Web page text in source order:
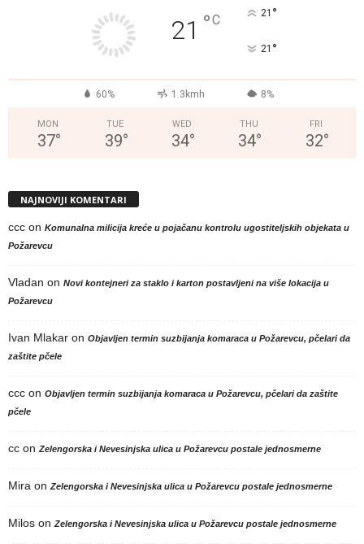
21 °C 21 °
21 °
60% 1.3kmh 8%
MON
37°
TUE
39°
WED
34°
THU
34°
FRI
32°
NAJNOVIJI KOMENTARI
ccc on Komunalna milicija kreće u pojačanu kontrolu ugostiteljskih objekata u
Požarevcu
Vladan on Novi kontejneri za staklo i karton postavljeni na više lokacija u
Požarevcu
Ivan Mlakar on Objavljen termin suzbijanja komaraca u Požarevcu, pčelari da
zaštite pčele
ccc on Objavljen termin suzbijanja komaraca u Požarevcu, pčelari da zaštite
pčele
cc on Zelengorska i Nevesinjska ulica u Požarevcu postale jednosmerne
Mira on Zelengorska i Nevesinjska ulica u Požarevcu postale jednosmerne
Milos on Zelengorska i Nevesinjska ulica u Požarevcu postale jednosmerne